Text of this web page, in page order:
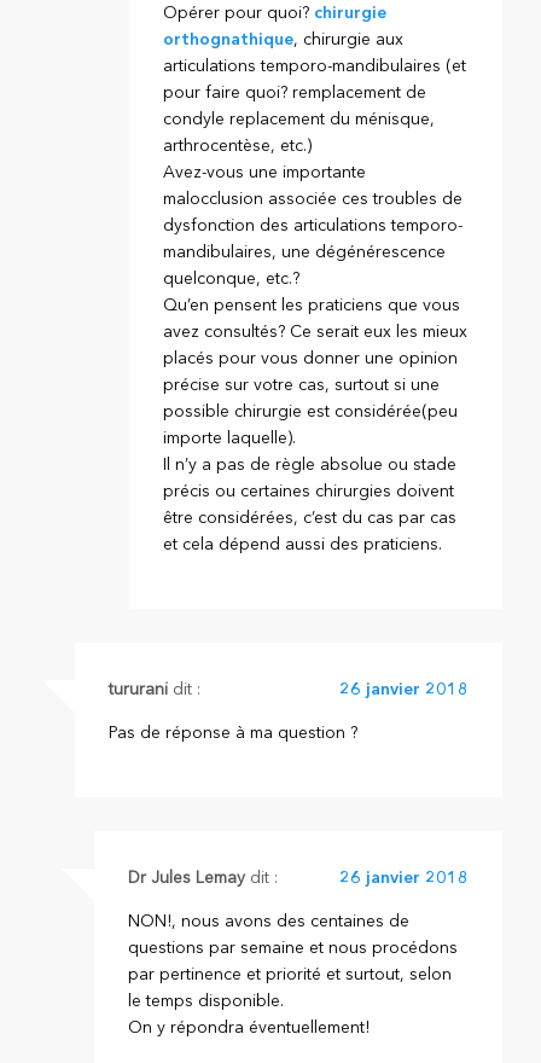
Opérer pour quoi? chirurgie
orthognathique, chirurgie aux
articulations temporo-mandibulaires (et
pour faire quoi? remplacement de
condyle replacement du ménisque,
arthrocentèse, etc.)
Avez-vous une importante
malocclusion associée ces troubles de
dysfonction des articulations temporo-
mandibulaires, une dégénérescence
quelconque, etc.?
Qu’en pensent les praticiens que vous
avez consultés? Ce serait eux les mieux
placés pour vous donner une opinion
précise sur votre cas, surtout si une
possible chirurgie est considérée(peu
importe laquelle).
Il n’y a pas de règle absolue ou stade
précis ou certaines chirurgies doivent
être considérées, c’est du cas par cas
et cela dépend aussi des praticiens.
tururani dit : 26 janvier 2018
Pas de réponse à ma question ?
Dr Jules Lemay dit : 26 janvier 2018
NON!, nous avons des centaines de
questions par semaine et nous procédons
par pertinence et priorité et surtout, selon
le temps disponible.
On y répondra éventuellement!